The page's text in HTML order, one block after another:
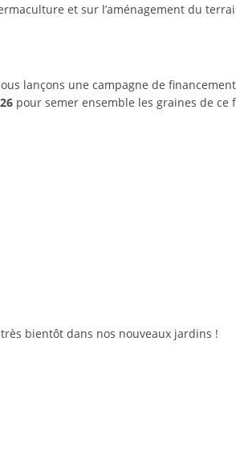
et sur l’aménagement du
lançons une campagne de
pour semer ensemble les graines de ce
bientôt dans nos nouveaux jardins !